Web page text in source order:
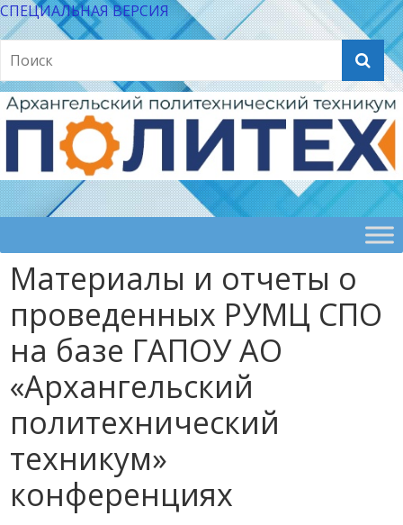
СПЕЦИАЛЬНАЯ ВЕРСИЯ
Материалы и отчеты о
проведенных РУМЦ СПО
на базе ГАПОУ АО
«Архангельский
политехнический
техникум»
конференциях